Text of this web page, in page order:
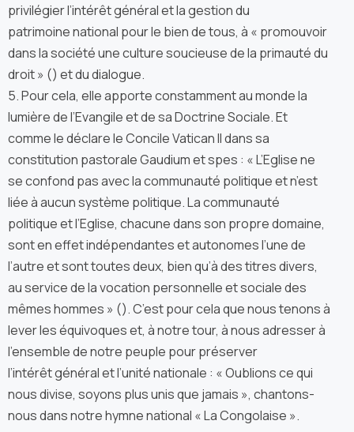
privilégier l’intérêt général et la gestion du
patrimoine national pour le bien de tous, à « promouvoir
dans la société une culture soucieuse de la primauté du
droit » () et du dialogue.
5. Pour cela, elle apporte constamment au monde la
lumière de l’Evangile et de sa Doctrine Sociale. Et
comme le déclare le Concile Vatican II dans sa
constitution pastorale Gaudium et spes : « L’Eglise ne
se confond pas avec la communauté politique et n’est
liée à aucun système politique. La communauté
politique et l’Eglise, chacune dans son propre domaine,
sont en effet indépendantes et autonomes l’une de
l’autre et sont toutes deux, bien qu’à des titres divers,
au service de la vocation personnelle et sociale des
mêmes hommes » (). C’est pour cela que nous tenons à
lever les équivoques et, à notre tour, à nous adresser à
l’ensemble de notre peuple pour préserver
l’intérêt général et l’unité nationale : « Oublions ce qui
nous divise, soyons plus unis que jamais », chantons-
nous dans notre hymne national « La Congolaise ».